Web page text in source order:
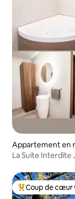
Appartement en
La Suite Interdite
Coups de cœur
Coup de cœur